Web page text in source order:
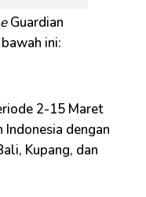
Guardian
ini:
2-15 Maret
dengan
Kupang, dan